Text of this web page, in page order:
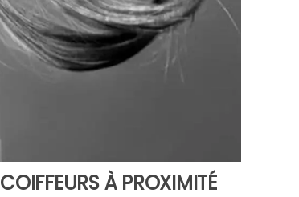
COIFFEURS À PROXIMITÉ